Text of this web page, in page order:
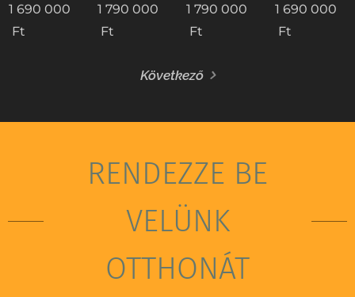
1 690 000
Ft
1 790 000
Ft
1 790 000
Ft
1 690 000
Ft
Következő
RENDEZZE BE
VELÜNK
OTTHONÁT